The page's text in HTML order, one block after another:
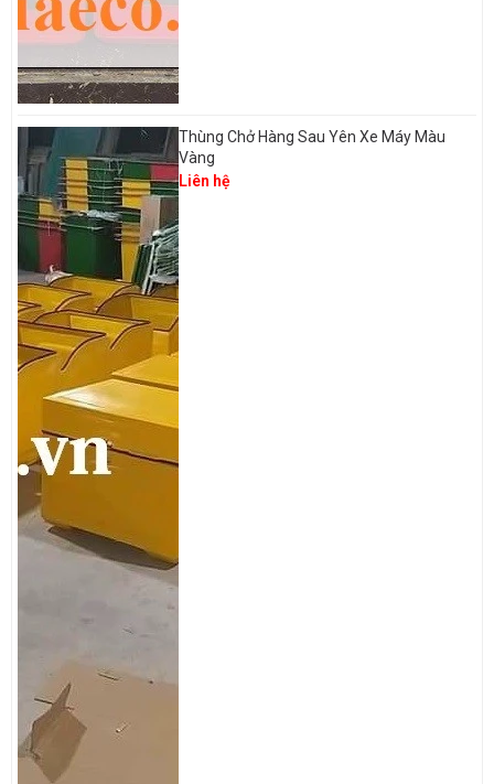
Thùng Chở Hàng Sau Yên Xe Máy Màu
Vàng
Liên hệ